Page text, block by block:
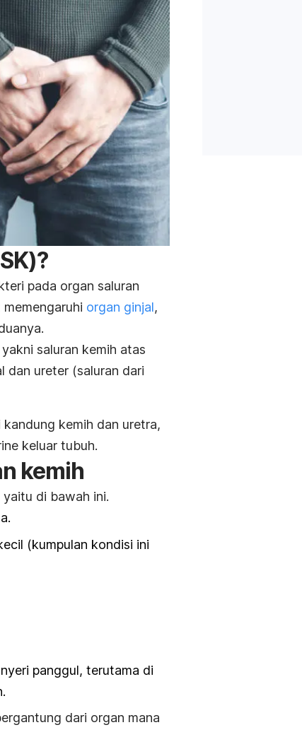
pada organ saluran
organ ginjal,
saluran kemih atas
dan ureter (saluran dari
kemih dan uretra,
keluar tubuh.
kemih
di bawah ini.
(kumpulan kondisi ini
panggul, terutama di
dari organ mana